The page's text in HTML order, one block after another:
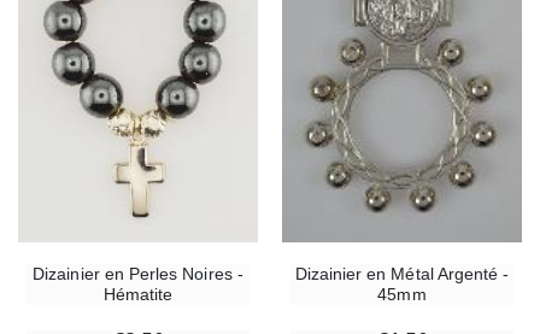
Dizainier en Perles Noires -
Hématite
Dizainier en Métal Argenté -
45mm
€6.00
-10%
Statue Vierge Miraculeuse Lumineuse
€15.00 €13.50
-30%
€10.00 €7.00
-20%
€12.00 €9.60